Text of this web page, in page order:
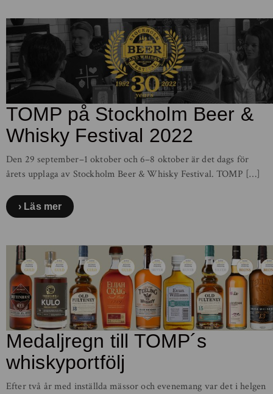
TOMP på Stockholm Beer &
Whisky Festival 2022
Den 29 september–1 oktober och 6–8 oktober är det dags för
årets upplaga av Stockholm Beer & Whisky Festival. TOMP […]
Läs mer
Medaljregn till TOMP´s
whiskyportfölj
Efter två år med inställda mässor och evenemang var det i helgen